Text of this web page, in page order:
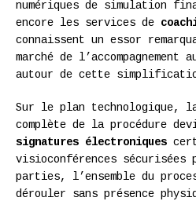
numériques de simulation
encore les services de
connaissent un essor
marché de
autour de cette
Sur le plan technologique,
complète de la procédure
signatures électroniques
visioconférences sécurisées
parties, l’ensemble du
dérouler sans présence